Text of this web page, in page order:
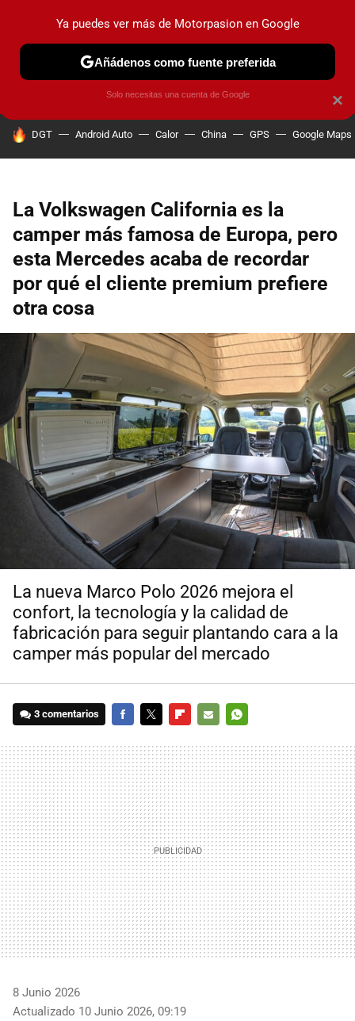
PRUEBAS COCHES ELÉCTRICOS OBSERVATORIO
HOY SE HABLA DE
DGT Android Auto Calor China GPS Google Maps
La Volkswagen California es la
camper más famosa de Europa, pero
esta Mercedes acaba de recordar
por qué el cliente premium prefiere
otra cosa
La nueva Marco Polo 2026 mejora el
confort, la tecnología y la calidad de
fabricación para seguir plantando cara a la
camper más popular del mercado
3 comentarios
MAIL
8 Junio 2026
Actualizado 10 Junio 2026, 09:19
×
Ya puedes ver más de Motorpasion en Google
Añádenos como fuente preferida
Solo necesitas una cuenta de Google